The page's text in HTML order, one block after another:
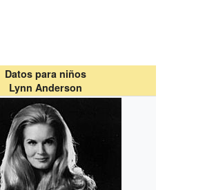
Datos para niños
Lynn Anderson